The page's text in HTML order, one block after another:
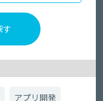
アプリ開発